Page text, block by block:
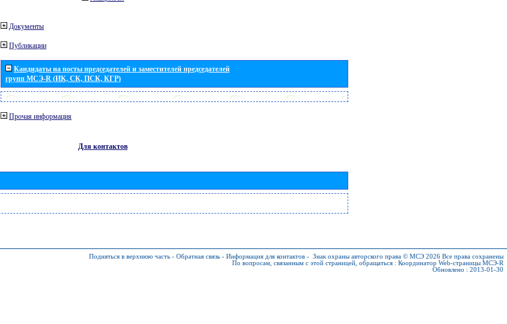
Документы
Публикации
Кандидаты на посты председателей и заместителей председателей
групп МСЭ-R (ИК, СК, ПСК, КГР)
Прочая информация
Для контактов
Подняться в верхнюю часть - Обратная связь - Информация для контактов - Знак охраны авторского права © МСЭ 2026 Все права сохранены
По вопросам, связанным с этой страницей, обращаться : Координатор Web-страницы МСЭ-R
Обновлено : 2013-01-30